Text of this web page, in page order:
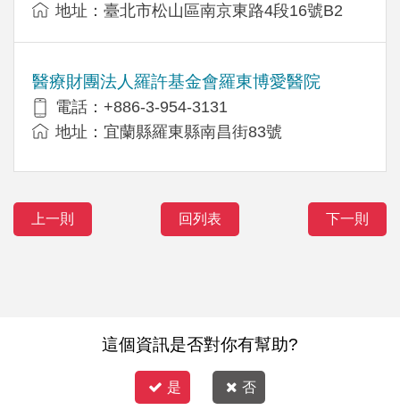
地址：臺北市松山區南京東路4段16號B2
醫療財團法人羅許基金會羅東博愛醫院
電話：+886-3-954-3131
地址：宜蘭縣羅東縣南昌街83號
上一則 回列表 下一則
這個資訊是否對你有幫助?
是 否